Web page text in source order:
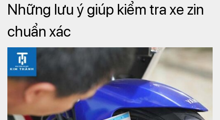
Những lưu ý giúp kiểm tra xe zin
chuẩn xác